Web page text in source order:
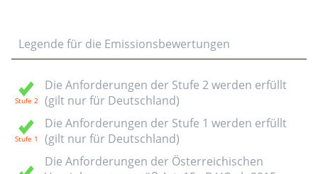
Legende für die Emissionsbewertungen
Die Anforderungen der Stufe 2 werden erfüllt
(gilt nur für Deutschland)
Die Anforderungen der Stufe 1 werden erfüllt
(gilt nur für Deutschland)
Die Anforderungen der Österreichischen